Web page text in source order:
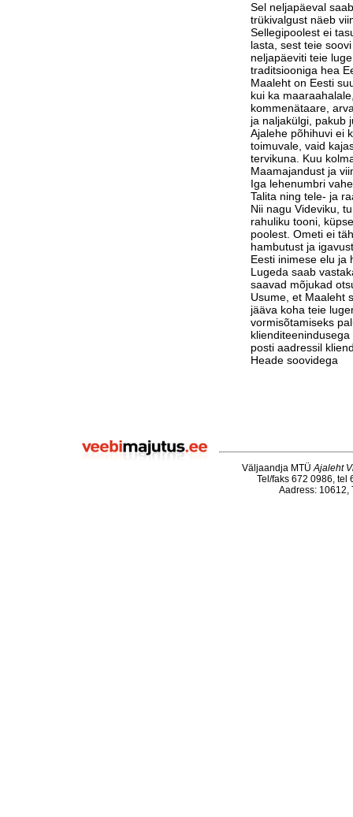
Sel neljapäeval
trükivalgust näeb
Sellegipoolest ei
lasta, sest teie
neljapäeviti teie
traditsiooniga hea
Maaleht on Eesti
kui ka
kommenätaare,
ja naljakülgi, pakub
Ajalehe põhihuvi ei
toimuvale, vaid
tervikuna. Kuu
Maamajandust ja
Iga lehenumbri
Talita ning tele- ja
Nii nagu Videviku,
rahuliku tooni,
poolest. Ometi ei
hambutust ja
Eesti inimese elu ja
Lugeda saab
saavad mõjukad
Usume, et Maaleht
jääva koha teie
vormisõtamiseks
posti aadressil
Heade soovidega
Väljaandja MTÜAjaleht
Tel/faks 672 0986, tel
Aadress: 10612,